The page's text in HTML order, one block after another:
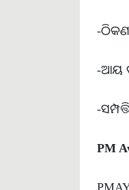
-
-ଆୟ
-
PM